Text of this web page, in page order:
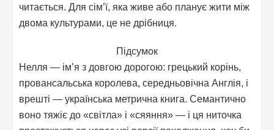
читається. Для сім’ї, яка живе або планує жити між
двома культурами, це не дрібниця.
Підсумок
Нелля — ім’я з довгою дорогою: грецький корінь,
провансальська королева, середньовічна Англія, і
врешті — українська метрична книга. Семантично
воно тяжіє до «світла» і «сяяння» — і ця ниточка